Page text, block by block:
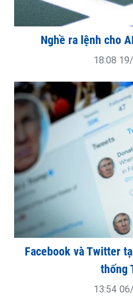
Nghề ra lệnh cho
18:08
Facebook và Twitter
thống
13:54